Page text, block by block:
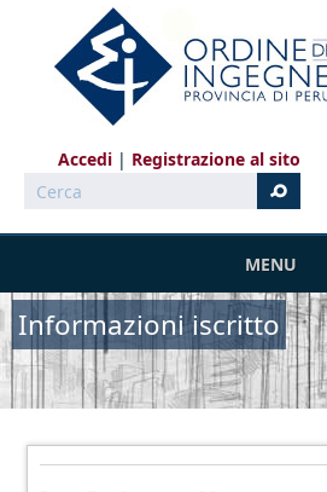
Salta al contenuto principale
Accedi
Registrazione al sito
Cerca
MENU
Informazioni iscritto